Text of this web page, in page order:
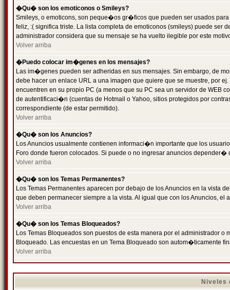
�Qu� son los emoticonos o Smileys?
Smileys, o emoticons, son peque�os gr�ficos que pueden ser usados
feliz, :( significa triste. La lista completa de emoticonos (smileys) puede
administrador considera que su mensaje se ha vuelto ilegible por este
Volver arriba
�Puedo colocar im�genes en los mensajes?
Las im�genes pueden ser adheridas en sus mensajes. Sin embargo, de
debe hacer un enlace URL a una imagen que quiere que se muestre, por
encuentren en su propio PC (a menos que su PC sea un servidor de
de autentificaci�n (cuentas de Hotmail o Yahoo, sitios protegidos por
correspondiente (de estar permitido).
Volver arriba
�Qu� son los Anuncios?
Los Anuncios usualmente contienen informaci�n importante que los
Foro donde fueron colocados. Si puede o no ingresar anuncios
Volver arriba
�Qu� son los Temas Permanentes?
Los Temas Permanentes aparecen por debajo de los Anuncios en la
que deben permanecer siempre a la vista. Al igual que con los Anuncios,
Volver arriba
�Qu� son los Temas Bloqueados?
Los Temas Bloqueados son puestos de esta manera por el administrador
Bloqueado. Las encuestas en un Tema Bloqueado son autom�ticamente
Volver arriba
Niveles